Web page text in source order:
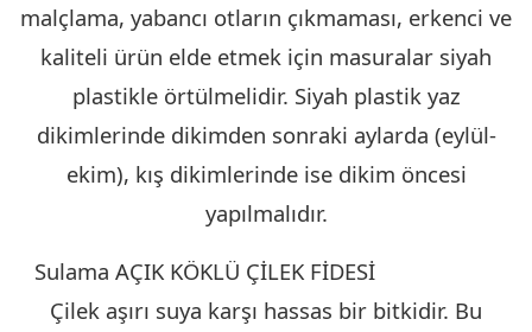
malçlama, yabancı otların çıkmaması, erkenci ve
kaliteli ürün elde etmek için masuralar siyah
plastikle örtülmelidir. Siyah plastik yaz
dikimlerinde dikimden sonraki aylarda (eylül-
ekim), kış dikimlerinde ise dikim öncesi
yapılmalıdır.
Sulama AÇIK KÖKLÜ ÇİLEK FİDESİ
Çilek aşırı suya karşı hassas bir bitkidir. Bu